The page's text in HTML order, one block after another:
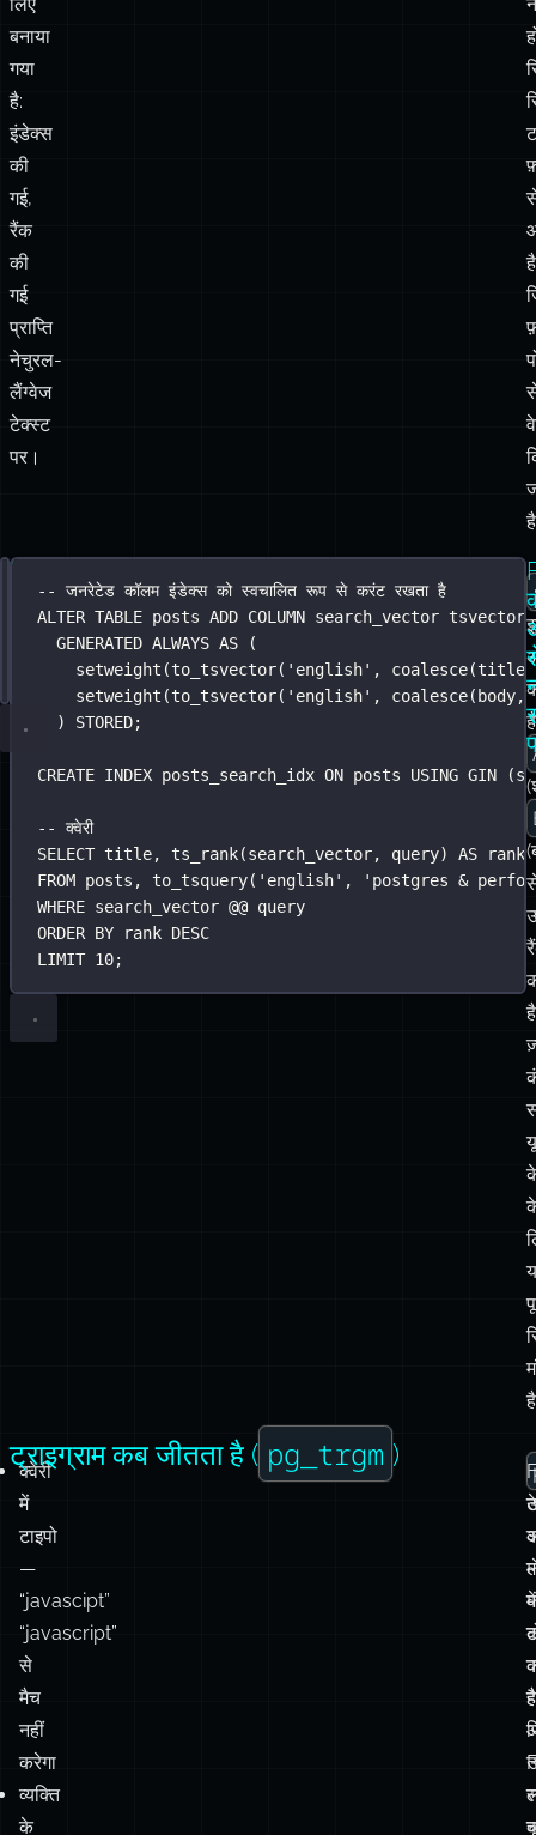
बनाया
गया
है:
इंडेक्स
की
गई,
रैंक
की
गई
प्राप्ति
नेचुरल-
लैंग्वेज
टेक्स्ट
पर।
SELECT * FROM posts
WHERE search_vector @@ to_tsquery('english' , '
AND category = 'tutorial
published_at > NOW() - INTERVAL '6 months';
FTS
सेटअप
-- जनरेटेड कॉलम इंडेक्स को स्वचालित रूप से करंट रखता है
ALTER TABLE posts ADD COLUMN search_vector tsvector
GENERATED ALWAYS AS (
setweight(to_tsvector( ' english' , coalesce
setweight(to_tsvector( ' english' , coalesce
) STORED;
CREATE INDEX posts_search_idx ON posts USING GIN
-- क्वेरी
SELECT title, ts_rank(search_vector, query) AS rank
FROM posts, to_tsquery( ' english' , ' postgres &
WHERE search_vector @@ query
ORDER BY rank DESC
LIMIT 10;
क्वेरी
में
टाइपो
—
“javascipt”
“javascript”
से
मैच
नहीं
करेगा
व्यक्ति
के
ट्राइग्राम कब जीतता है ( pg_trgm )
है
में
है